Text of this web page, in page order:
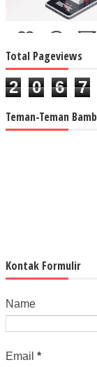
Total Pageviews
2 0 6 7
Teman-Teman
Kontak Formulir
Name
Email *